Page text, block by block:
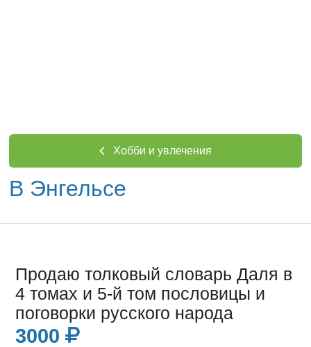
Хобби и увлечения
В Энгельсе
Продаю толковый словарь Даля в
4 томах и 5-й том пословицы и
поговорки русского народа
3000